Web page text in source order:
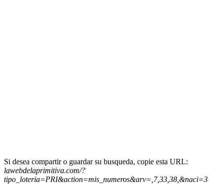
Si desea compartir o guardar su busqueda, copie esta URL:
lawebdelaprimitiva.com/?
tipo_loteria=PRI&action=mis_numeros&arv=,7,33,38,&naci=3